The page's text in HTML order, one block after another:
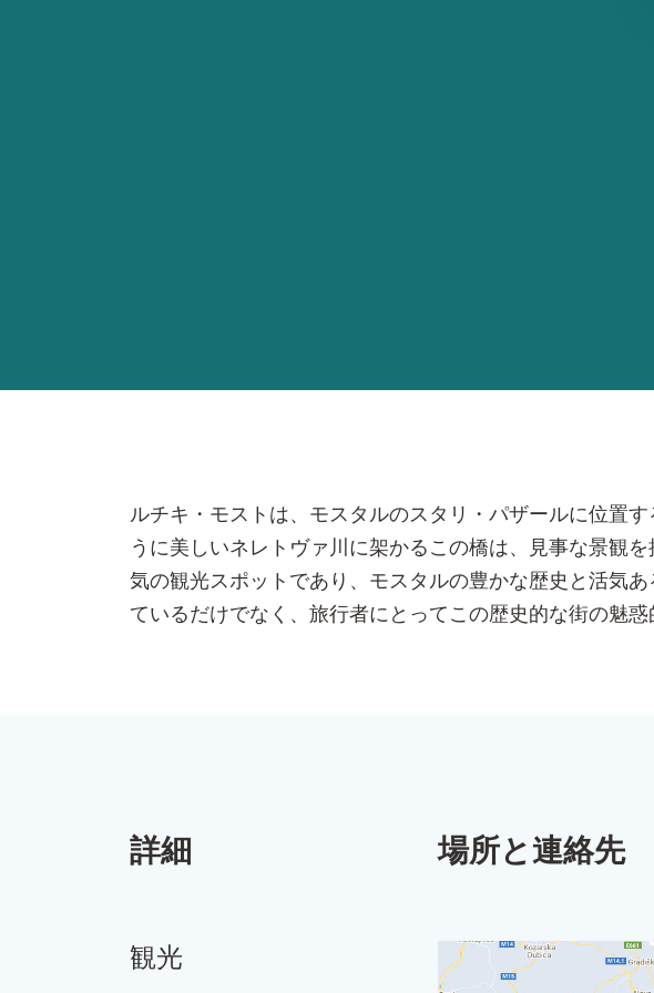
ルチキ・モストは、モスタルのスタリ・パザールに位置
うに美しいネレトヴァ川に架かるこの橋は、見事な景観
気の観光スポットであり、モスタルの豊かな歴史と活気
ているだけでなく、旅行者にとってこの歴史的な街の魅
詳細
観光
場所と連絡先